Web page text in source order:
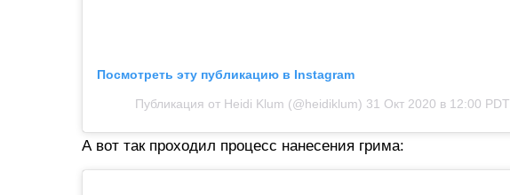
Посмотреть эту публикацию в Instagram
Публикация от Heidi Klum (@heidiklum) 31 Окт 2020 в 12:00 PDT
А вот так проходил процесс нанесения грима: